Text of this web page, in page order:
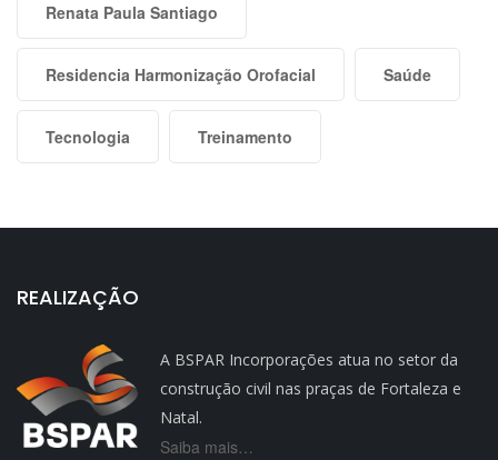
Renata Paula Santiago
Residencia Harmonização Orofacial Saúde
Tecnologia Treinamento
REALIZAÇÃO
A BSPAR Incorporações atua no setor da
construção civil nas praças de Fortaleza e
Natal.
Saiba mais…